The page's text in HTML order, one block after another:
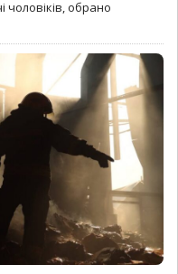
чоловіків, обрано